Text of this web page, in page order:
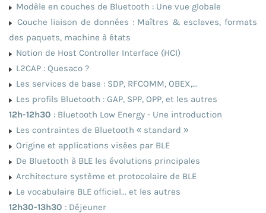
Modèle en couches de Bluetooth : Une vue globale
Couche liaison de données : Maîtres & esclaves, formats
des paquets, machine à états
Notion de Host Controller Interface (HCI)
L2CAP : Quesaco ?
Les services de base : SDP, RFCOMM, OBEX,...
Les profils Bluetooth : GAP, SPP, OPP, et les autres
12h-12h30 : Bluetooth Low Energy - Une introduction
Les contraintes de Bluetooth « standard »
Origine et applications visées par BLE
De Bluetooth à BLE les évolutions principales
Architecture système et protocolaire de BLE
Le vocabulaire BLE officiel... et les autres
12h30-13h30 : Déjeuner